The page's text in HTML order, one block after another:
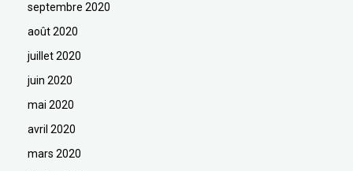
septembre 2020
août 2020
juillet 2020
juin 2020
mai 2020
avril 2020
mars 2020